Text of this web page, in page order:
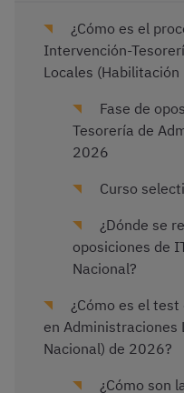
¿Cómo es el
Intervención-
Locales
Fase de
Tesorería de
2026
Curso
¿Dónde se
oposiciones de
Nacional?
¿Cómo es el
en Administraciones
Nacional) de 2026?
¿Cómo son